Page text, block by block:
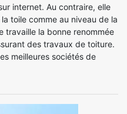
internet. Au contraire, elle
toile comme au niveau de la
travaille la bonne renommée
des travaux de toiture.
meilleures sociétés de